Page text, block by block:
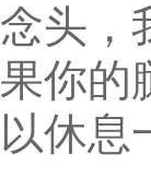
念头，
果你的
以休息